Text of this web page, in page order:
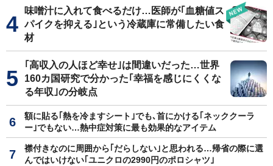
味噌汁に入れて食べるだけ…医師が｢血糖値ス
パイクを抑える｣という冷蔵庫に常備したい食
材
｢高収入の人ほど幸せ｣は間違いだった…世界
160カ国研究で分かった｢幸福を感じにくくな
る年収｣の分岐点
額に貼る｢熱を冷ますシート｣でも､首にかける｢ネッククーラ
ー｣でもない…熱中症対策に最も効果的なアイテム
襟付きなのに周囲から｢だらしない｣と思われる…帰省の際に選
んではいけない｢ユニクロの2990円のポロシャツ｣